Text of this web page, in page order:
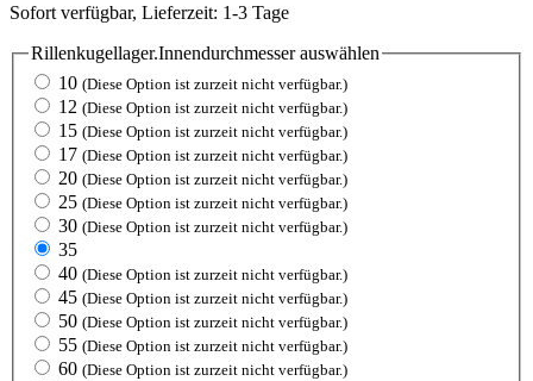
Sofort verfügbar, Lieferzeit: 1-3 Tage
Rillenkugellager.Innendurchmesserauswählen
10 (Diese Option ist zurzeit nicht verfügbar.)
12 (Diese Option ist zurzeit nicht verfügbar.)
15 (Diese Option ist zurzeit nicht verfügbar.)
17 (Diese Option ist zurzeit nicht verfügbar.)
20 (Diese Option ist zurzeit nicht verfügbar.)
25 (Diese Option ist zurzeit nicht verfügbar.)
30 (Diese Option ist zurzeit nicht verfügbar.)
35
40 (Diese Option ist zurzeit nicht verfügbar.)
45 (Diese Option ist zurzeit nicht verfügbar.)
50 (Diese Option ist zurzeit nicht verfügbar.)
55 (Diese Option ist zurzeit nicht verfügbar.)
60 (Diese Option ist zurzeit nicht verfügbar.)